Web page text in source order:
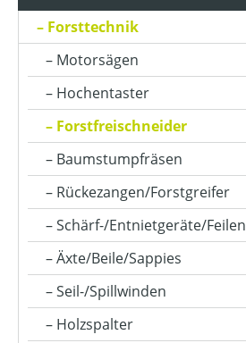
Forsttechnik
Motorsägen
Hochentaster
Forstfreischneider
Baumstumpfräsen
Rückezangen/Forstgreifer
Schärf-/Entnietgeräte/Feilen
Äxte/Beile/Sappies
Seil-/Spillwinden
Holzspalter